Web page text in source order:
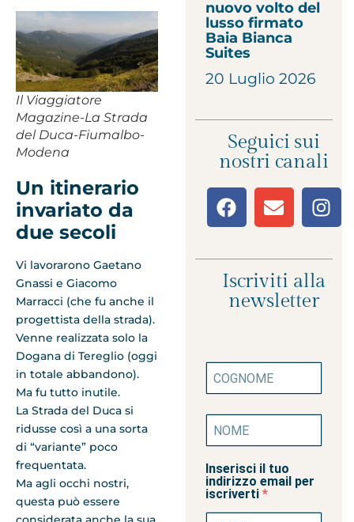
Il Viaggiatore
Magazine-La Strada
del Duca-Fiumalbo-
Modena
Un itinerario
invariato da
due secoli
Vi lavorarono Gaetano
Gnassi e Giacomo
Marracci (che fu anche il
progettista della strada).
Venne realizzata solo la
Dogana di Tereglio (oggi
in totale abbandono).
Ma fu tutto inutile.
La Strada del Duca si
ridusse così a una sorta
di “variante” poco
frequentata.
Ma agli occhi nostri,
questa può essere
nuovo volto del
lusso firmato
Baia Bianca
Suites
20 Luglio 2026
Seguici sui
nostri canali
Iscriviti alla
newsletter
Inserisci il tuo
indirizzo email per
iscriverti